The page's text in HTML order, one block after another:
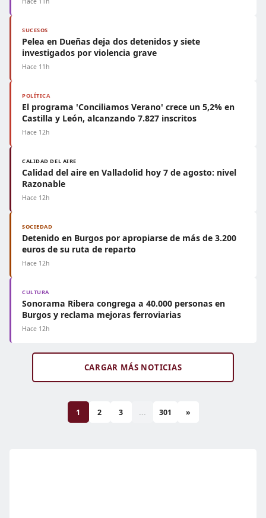
SUCESOS
Pelea en Dueñas deja dos detenidos y siete
investigados por violencia grave
Hace 11h
POLÍTICA
El programa 'Conciliamos Verano' crece un 5,2% en
Castilla y León, alcanzando 7.827 inscritos
Hace 12h
CALIDAD DEL AIRE
Calidad del aire en Valladolid hoy 7 de agosto: nivel
Razonable
Hace 12h
SOCIEDAD
Detenido en Burgos por apropiarse de más de 3.200
euros de su ruta de reparto
Hace 12h
CULTURA
Sonorama Ribera congrega a 40.000 personas en
Burgos y reclama mejoras ferroviarias
Hace 12h
CARGAR MÁS NOTICIAS
1 2 3 ... 301 »